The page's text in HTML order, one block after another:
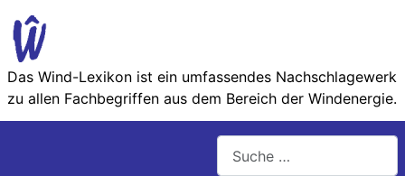
Das Wind-Lexikon ist ein umfassendes Nachschlage­werk
zu allen Fachbegriffen aus dem Bereich der Wind­energie.